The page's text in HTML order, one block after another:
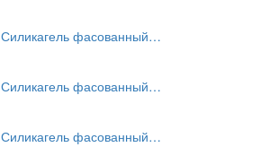
Силикагель фасованный…
Силикагель фасованный…
Силикагель фасованный…